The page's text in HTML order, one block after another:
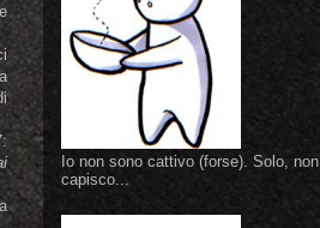
Io non sono cattivo (forse). Solo, non
capisco...